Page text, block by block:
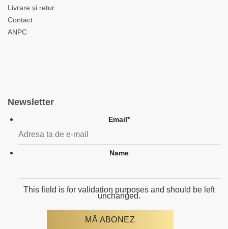
Livrare și retur
Contact
ANPC
Newsletter
Email*
Name
This field is for validation purposes and should be left
unchanged.